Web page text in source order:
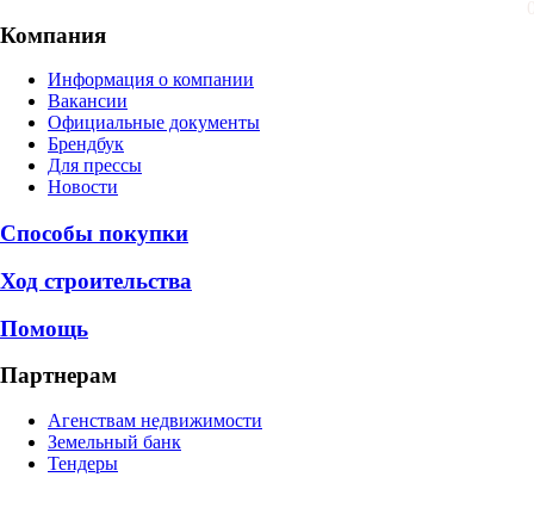
Компания
Информация о компании
Вакансии
Официальные документы
Брендбук
Для прессы
Новости
Способы покупки
Ход строительства
Помощь
Партнерам
Агенствам недвижимости
Земельный банк
Тендеры